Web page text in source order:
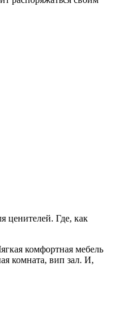
ценителей. Где, как
комфортная мебель
комната, вип зал. И,